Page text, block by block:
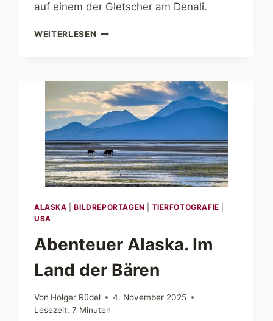
auf einem der Gletscher am Denali.
WEITERLESEN ABENTEUER
ZUM
DENALI
ALASKA |BILDREPORTAGEN TIERFOTOGRAFIE
USA
Abenteuer Alaska. Im
Land der Bären
Von Holger Rüdel
4. November 2025
Lesezeit: 7 Minuten